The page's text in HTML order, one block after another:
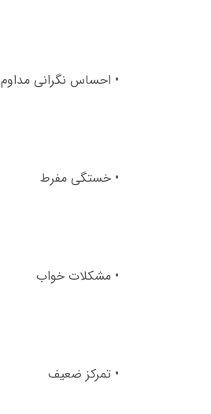
• احساس نگرانی مداوم
• خستگی مفرط
• مشکلات خواب
• تمرکز ضعیف